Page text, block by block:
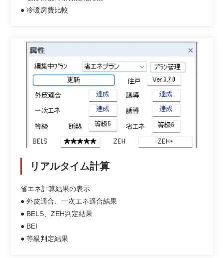
● 冷暖房費比較
リアルタイム計算
省エネ計算結果の表示
● 外皮適合、一次エネ適合結果
● BELS、ZEH判定結果
● BEI
● 等級判定結果